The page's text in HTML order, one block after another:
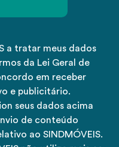
a tratar meus dados
da Lei Geral de
em receber
e publicitário.
seus dados acima
de conteúdo
ao SINDMÓVEIS.